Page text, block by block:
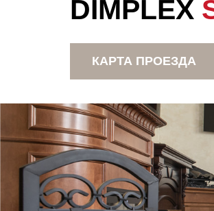
DIMPLEX
КАРТА ПРОЕЗДА